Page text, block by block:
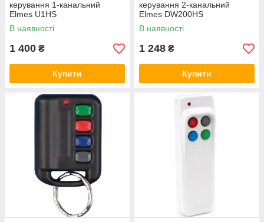
керування 1-канальний
Elmes U1HS
В наявності
1 400 ₴
Купити
керування 2-канальний
Elmes DW200HS
В наявності
1 248 ₴
Купити